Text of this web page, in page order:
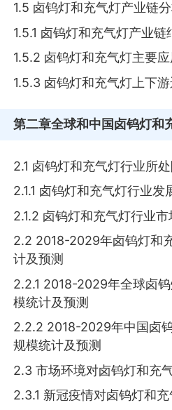
1.5 卤钨灯和充气灯产业链
1.5.1 卤钨灯和充气灯产业链
1.5.2 卤钨灯和充气灯主要
1.5.3 卤钨灯和充气灯上下
第二章全球和中国卤钨灯和
2.1 卤钨灯和充气灯行业所
2.1.1 卤钨灯和充气灯行业发
2.1.2 卤钨灯和充气灯行业
2.2 2018-2029年卤钨灯和
计及预测
2.2.1 2018-2029年全球卤
模统计及预测
2.2.2 2018-2029年中国卤
规模统计及预测
2.3 市场环境对卤钨灯和充
2.3.1 新冠疫情对卤钨灯和